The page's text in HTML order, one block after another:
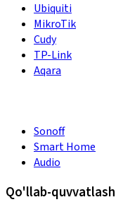
Ubiquiti
MikroTik
Cudy
TP-Link
Aqara
Sonoff
Smart Home
Audio
Qo'llab-quvvatlash